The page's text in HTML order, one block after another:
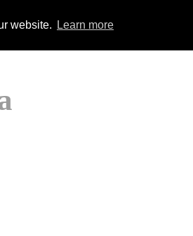
website. Learn more